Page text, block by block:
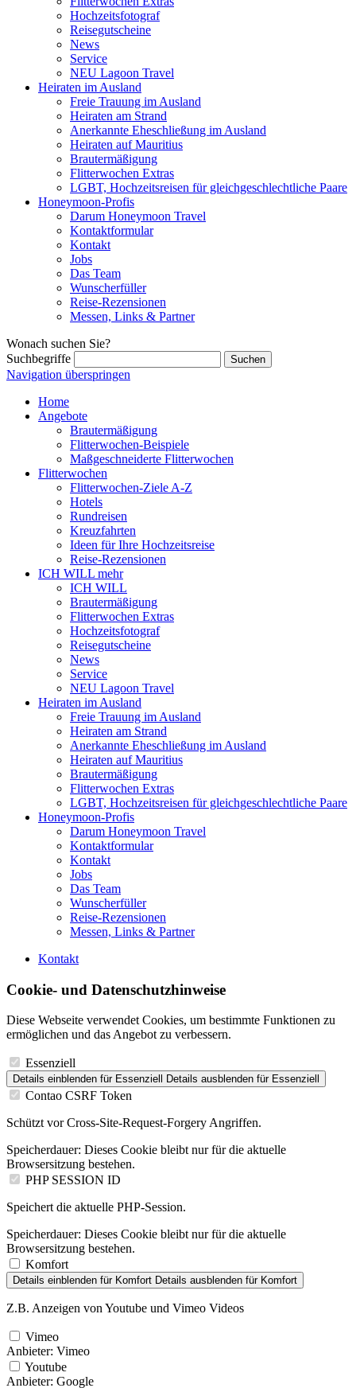
Hochzeitsfotograf
Reisegutscheine
News
Service
NEU Lagoon Travel
Heiraten im Ausland
Freie Trauung im Ausland
Heiraten am Strand
Anerkannte Eheschließung im Ausland
Heiraten auf Mauritius
Brautermäßigung
Flitterwochen Extras
LGBT, Hochzeitsreisen für gleichgeschlechtliche Paare
Honeymoon-Profis
Darum Honeymoon Travel
Kontaktformular
Kontakt
Jobs
Das Team
Wunscherfüller
Reise-Rezensionen
Messen, Links & Partner
Wonach suchen Sie?
Suchbegriffe
Navigation überspringen
Home
Angebote
Brautermäßigung
Flitterwochen-Beispiele
Maßgeschneiderte Flitterwochen
Flitterwochen
Flitterwochen-Ziele A-Z
Hotels
Rundreisen
Kreuzfahrten
Ideen für Ihre Hochzeitsreise
Reise-Rezensionen
ICH WILL mehr
ICH WILL
Brautermäßigung
Flitterwochen Extras
Hochzeitsfotograf
Reisegutscheine
News
Service
NEU Lagoon Travel
Heiraten im Ausland
Freie Trauung im Ausland
Heiraten am Strand
Anerkannte Eheschließung im Ausland
Heiraten auf Mauritius
Brautermäßigung
Flitterwochen Extras
LGBT, Hochzeitsreisen für gleichgeschlechtliche Paare
Honeymoon-Profis
Darum Honeymoon Travel
Kontaktformular
Kontakt
Jobs
Das Team
Wunscherfüller
Reise-Rezensionen
Messen, Links & Partner
Kontakt
Cookie- und Datenschutzhinweise
Diese Webseite verwendet Cookies, um bestimmte Funktionen zu
ermöglichen und das Angebot zu verbessern.
Essenziell
Details einblenden für Essenziell Details ausblenden für Essenziell
Contao CSRF Token
Schützt vor Cross-Site-Request-Forgery Angriffen.
Speicherdauer: Dieses Cookie bleibt nur für die aktuelle
Browsersitzung bestehen.
PHP SESSION ID
Speichert die aktuelle PHP-Session.
Speicherdauer: Dieses Cookie bleibt nur für die aktuelle
Browsersitzung bestehen.
Komfort
Details einblenden für Komfort Details ausblenden für Komfort
Z.B. Anzeigen von Youtube und Vimeo Videos
Vimeo
Anbieter: Vimeo
Youtube
Anbieter: Google